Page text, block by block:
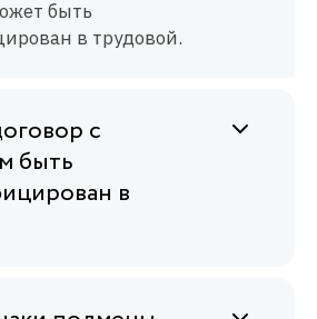
быть
в трудовой.
с
быть
в